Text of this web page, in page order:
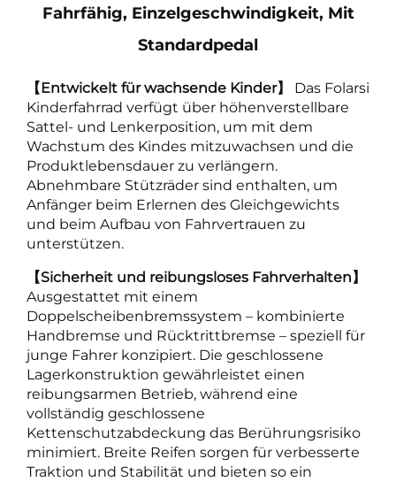
Fahrfähig, Einzelgeschwindigkeit, Mit
Standardpedal
【Entwickelt für wachsende Kinder】 Das Folarsi
Kinderfahrrad verfügt über höhenverstellbare
Sattel- und Lenkerposition, um mit dem
Wachstum des Kindes mitzuwachsen und die
Produktlebensdauer zu verlängern.
Abnehmbare Stützräder sind enthalten, um
Anfänger beim Erlernen des Gleichgewichts
und beim Aufbau von Fahrvertrauen zu
unterstützen.
【Sicherheit und reibungsloses Fahrverhalten】
Ausgestattet mit einem
Doppelscheibenbremssystem – kombinierte
Handbremse und Rücktrittbremse – speziell für
junge Fahrer konzipiert. Die geschlossene
Lagerkonstruktion gewährleistet einen
reibungsarmen Betrieb, während eine
vollständig geschlossene
Kettenschutzabdeckung das Berührungsrisiko
minimiert. Breite Reifen sorgen für verbesserte
Traktion und Stabilität und bieten so ein